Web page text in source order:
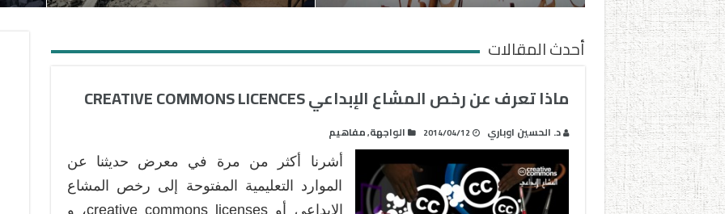
أحدث المقالات
ماذا تعرف عن رخص المشاع الإبداعي CREATIVE COMMONS LICENCES
د. الحسين اوباري 2014/04/12 الواجهة,مفاهيم
أشرنا أكثر من مرة في معرض حديثنا عن
الموارد التعليمية المفتوحة إلى رخص المشاع
الإبداعي أو creative commons licenses، و